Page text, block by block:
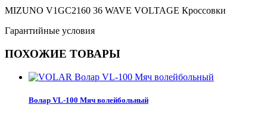
MIZUNO V1GC2160 36 WAVE VOLTAGE Кроссовки
Гарантийные условия
ПОХОЖИЕ ТОВАРЫ
Волар VL-100 Мяч волейбольный